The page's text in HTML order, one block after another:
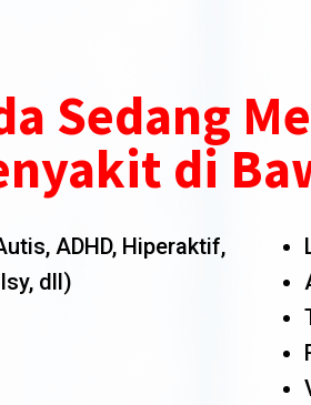
Sedang
di
ADHD, Hiperaktif,
dll)